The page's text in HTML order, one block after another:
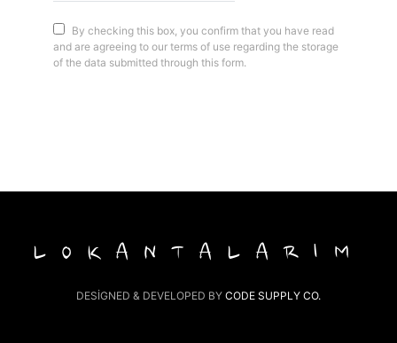
By checking this box, you confirm that you have read
and are agreeing to our terms of use regarding the storage
of the data submitted through this form.
LOKANTALARIM
DESIGNED & DEVELOPED BY CODE SUPPLY CO.